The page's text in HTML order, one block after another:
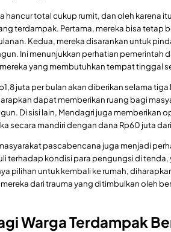
hancur total cukup rumit, dan oleh karena
terdampak. Pertama, mereka bisa tetap
Kedua, mereka disarankan untuk
Ini menunjukkan perhatian pemerintah
yang membutuhkan tempat tinggal
juta per bulan akan diberikan selama
dapat memberikan ruang bagi
Di sisi lain, Mendagri juga memberikan
secara mandiri dengan dana Rp60 juta
pascabencana juga menjadi
terhadap kondisi para pengungsi di tenda,
pilihan untuk kembali ke rumah,
dari trauma yang ditimbulkan oleh
Warga Terdampak